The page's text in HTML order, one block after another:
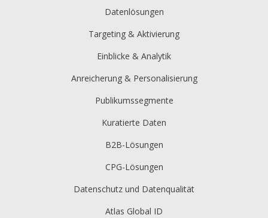
Datenlösungen
Targeting & Aktivierung
Einblicke & Analytik
Anreicherung & Personalisierung
Publikumssegmente
Kuratierte Daten
B2B-Lösungen
CPG-Lösungen
Datenschutz und Datenqualität
Atlas Global ID